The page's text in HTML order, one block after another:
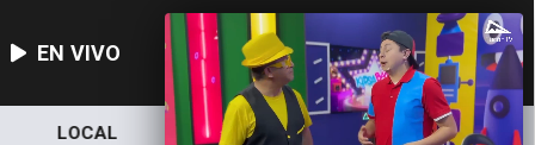
EN VIVO
LOCAL NACIONAL DEPORTES